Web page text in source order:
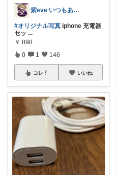
紫eve いつもありがとう😊
#オリジナル写真 iphone 充電器
セッ ...
￥ 898
0 1 146
コレ いいね